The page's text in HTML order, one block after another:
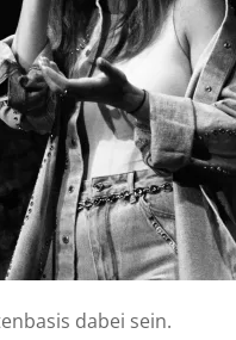
dabei sein.